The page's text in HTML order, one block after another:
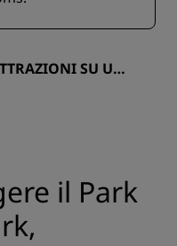
SU UNA
il Park